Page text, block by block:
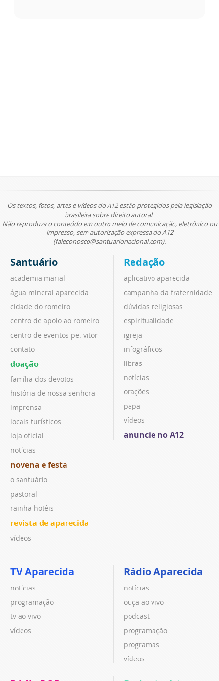
Os textos, fotos, artes e vídeos do A12 estão protegidos pela legislação
brasileira sobre direito autoral.
Não reproduza o conteúdo em outro meio de comunicação, eletrônico ou
impresso, sem autorização expressa do A12
(faleconosco@santuarionacional.com).
Santuário
academia marial
água mineral aparecida
cidade do romeiro
centro de apoio ao romeiro
centro de eventos pe. vitor
contato
doação
família dos devotos
história de nossa senhora
imprensa
locais turísticos
loja oficial
notícias
novena e festa
o santuário
pastoral
rainha hotéis
revista de aparecida
vídeos
Redação
aplicativo aparecida
campanha da fraternidade
dúvidas religiosas
espiritualidade
igreja
infográficos
libras
notícias
orações
papa
vídeos
anuncie no A12
TV Aparecida
notícias
programação
tv ao vivo
vídeos
Rádio Aparecida
notícias
ouça ao vivo
podcast
programação
programas
vídeos